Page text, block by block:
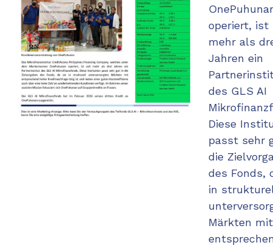
operiert, ist
mehr als
Jahren ein
des GLS AI
Diese
passt sehr
die
des Fonds,
in
Märkten mit